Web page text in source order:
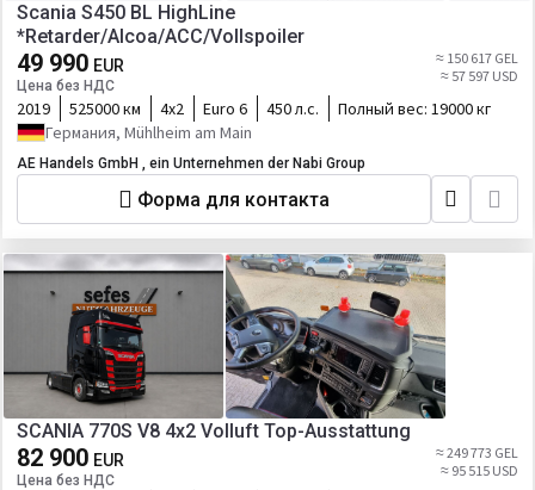
Scania S450 BL HighLine
*Retarder/Alcoa/ACC/Vollspoiler
49 990 EUR
Цена без НДС
≈ 150 617 GEL
≈ 57 597 USD
2019 525000 км 4х2 Euro 6 450 л.с. Полный вес: 19000 кг
Германия, Mühlheim am Main
AE Handels GmbH , ein Unternehmen der Nabi Group
Форма для контакта
SCANIA 770S V8 4x2 Volluft Top-Ausstattung
82 900 EUR
Цена без НДС
≈ 249 773 GEL
≈ 95 515 USD